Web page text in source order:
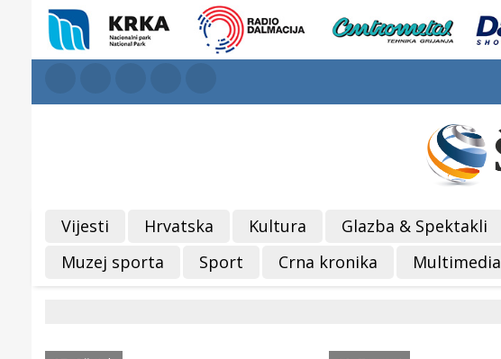
Vijesti Hrvatska Kultura Glazba & Spektakli
Muzej sporta
Sport Crna kronika Multimedia